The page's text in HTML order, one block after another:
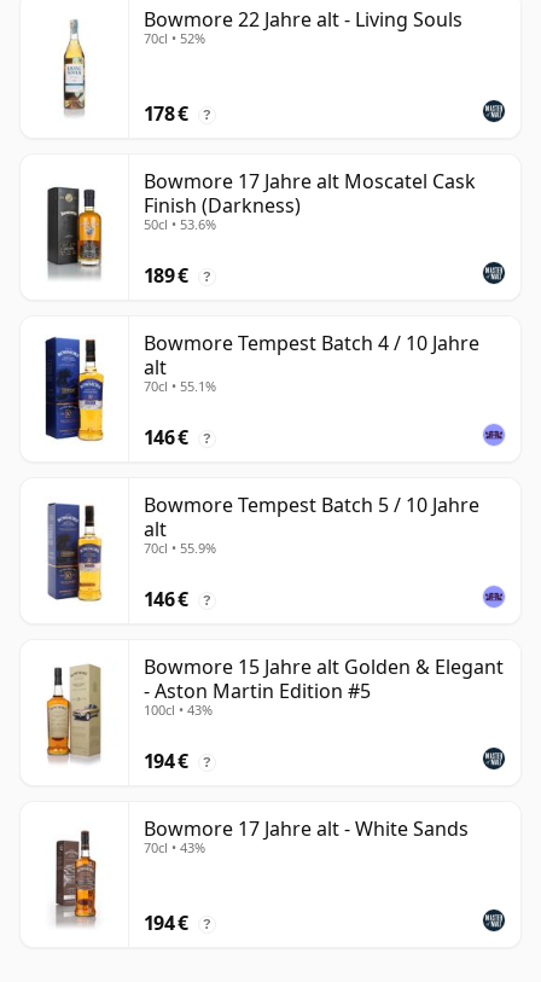
Bowmore 22 Jahre alt - Living Souls
70cl • 52%
178 € ?
Bowmore 17 Jahre alt Moscatel Cask
Finish (Darkness)
50cl • 53.6%
189 € ?
Bowmore Tempest Batch 4 / 10 Jahre
alt
70cl • 55.1%
146 € ?
Bowmore Tempest Batch 5 / 10 Jahre
alt
70cl • 55.9%
146 € ?
Bowmore 15 Jahre alt Golden & Elegant
- Aston Martin Edition #5
100cl • 43%
194 € ?
Bowmore 17 Jahre alt - White Sands
70cl • 43%
194 € ?